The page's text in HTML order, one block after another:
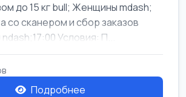
до 15 кг bull; Женщины mdash;
со сканером и сбор заказов
Условия: П...
Подробнее